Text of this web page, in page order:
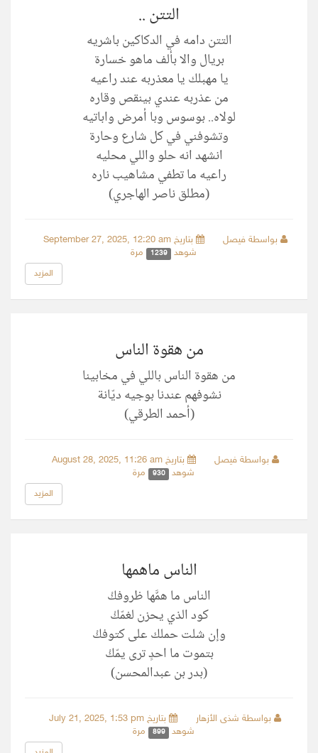
التتن ..
التتن دامه في الدكاكين باشريه
بريال والا بألف ماهو خسارة
يا مهبلك يا معذربه عند راعيه
من عذربه عندي بينقص وقاره
لولاه.. بوسوس وبا أمرض واباتيه
وتشوفني في كل شارع وحارة
انشهد انه حلو واللي محليه
راعيه ما تطفي مشاهيب ناره
(مطلق ناصر الهاجري)
بواسطة فيصل
بتاريخ September 27, 2025, 12:20 am
شوهد
1239 مرة
المزيد
من هقوة الناس
من هقوة الناس باللي في مخابينا
‏نشوفهم عندنا بوجيه ديّانة
(أحمد الطرقي)
بواسطة فيصل
بتاريخ August 28, 2025, 11:26 am
شوهد
930 مرة
المزيد
الناس ماهمها
الناس ما همَّها ظروفكْ
‏كود الذي يحزن لغمّكْ
‏وإن شلت حملك على كتوفكْ
‏بتموت ما احدٍ ترى يمّكْ
(بدر بن عبدالمحسن)
بواسطة شذى الأزهار
بتاريخ July 21, 2025, 1:53 pm
شوهد
899 مرة